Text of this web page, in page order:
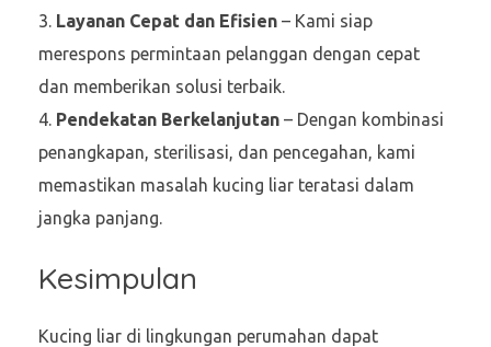
Layanan Cepat dan Efisien – Kami siap
merespons permintaan pelanggan dengan cepat
dan memberikan solusi terbaik.
Pendekatan Berkelanjutan – Dengan kombinasi
penangkapan, sterilisasi, dan pencegahan, kami
memastikan masalah kucing liar teratasi dalam
jangka panjang.
Kesimpulan
Kucing liar di lingkungan perumahan dapat